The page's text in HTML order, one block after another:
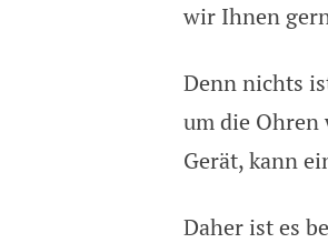
wir Ihnen
Denn nichts
um die Ohren
Gerät, kann
Daher ist es